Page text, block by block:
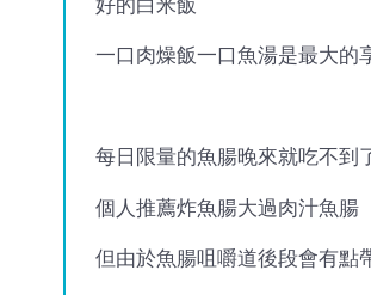
好的白米飯
一口肉燥飯一口魚湯是最大的
每日限量的魚腸晚來就吃不到
個人推薦炸魚腸大過肉汁魚腸
但由於魚腸咀嚼道後段會有點